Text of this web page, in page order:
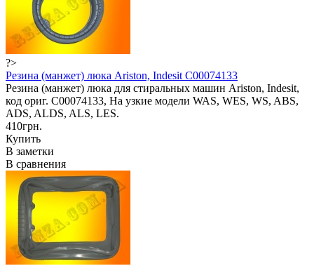
?>
Резина (манжет) люка Ariston, Indesit C00074133
Резина (манжет) люка для стиральных машин Ariston, Indesit,
код ориг. C00074133, На узкие модели WAS, WES, WS, ABS,
ADS, ALDS, ALS, LES.
410грн.
Купить
В заметки
В сравнения